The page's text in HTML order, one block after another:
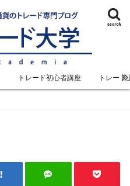
search
トレード初心者講座 トレード